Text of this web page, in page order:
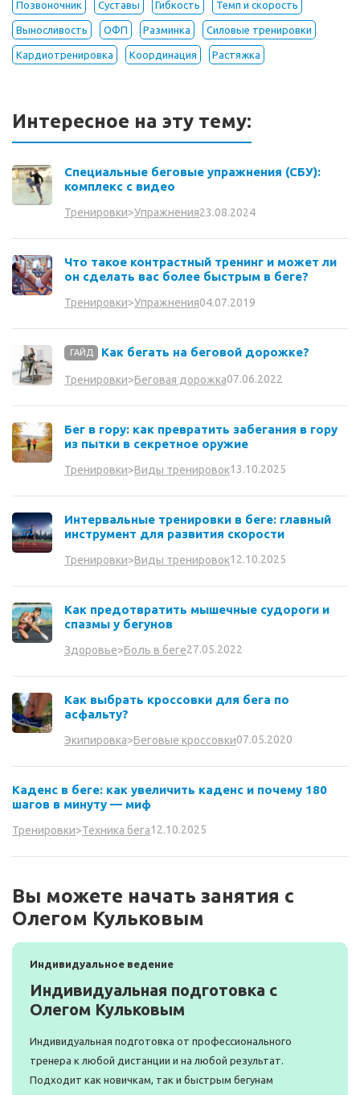
Позвоночник Суставы Гибкость Темп и скорость
Выносливость ОФП Разминка Силовые тренировки
Кардиотренировка Координация Растяжка
Интересное на эту тему:
Специальные беговые упражнения (СБУ):
комплекс с видео
Тренировки>Упражнения23.08.2024
Что такое контрастный тренинг и может ли
он сделать вас более быстрым в беге?
Тренировки>Упражнения04.07.2019
ГАЙД Как бегать на беговой дорожке?
Тренировки>Беговая дорожка07.06.2022
Бег в гору: как превратить забегания в гору
из пытки в секретное оружие
Тренировки>Виды тренировок13.10.2025
Интервальные тренировки в беге: главный
инструмент для развития скорости
Тренировки>Виды тренировок12.10.2025
Как предотвратить мышечные судороги и
спазмы у бегунов
Здоровье>Боль в беге27.05.2022
Как выбрать кроссовки для бега по
асфальту?
Экипировка>Беговые кроссовки07.05.2020
Каденс в беге: как увеличить каденс и почему 180
шагов в минуту — миф
Тренировки>Техника бега12.10.2025
Вы можете начать занятия с
Олегом Кульковым
Индивидуальное ведение
Индивидуальная подготовка с
Олегом Кульковым
Индивидуальная подготовка от профессионального
тренера к любой дистанции и на любой результат.
Подходит как новичкам, так и быстрым бегунам